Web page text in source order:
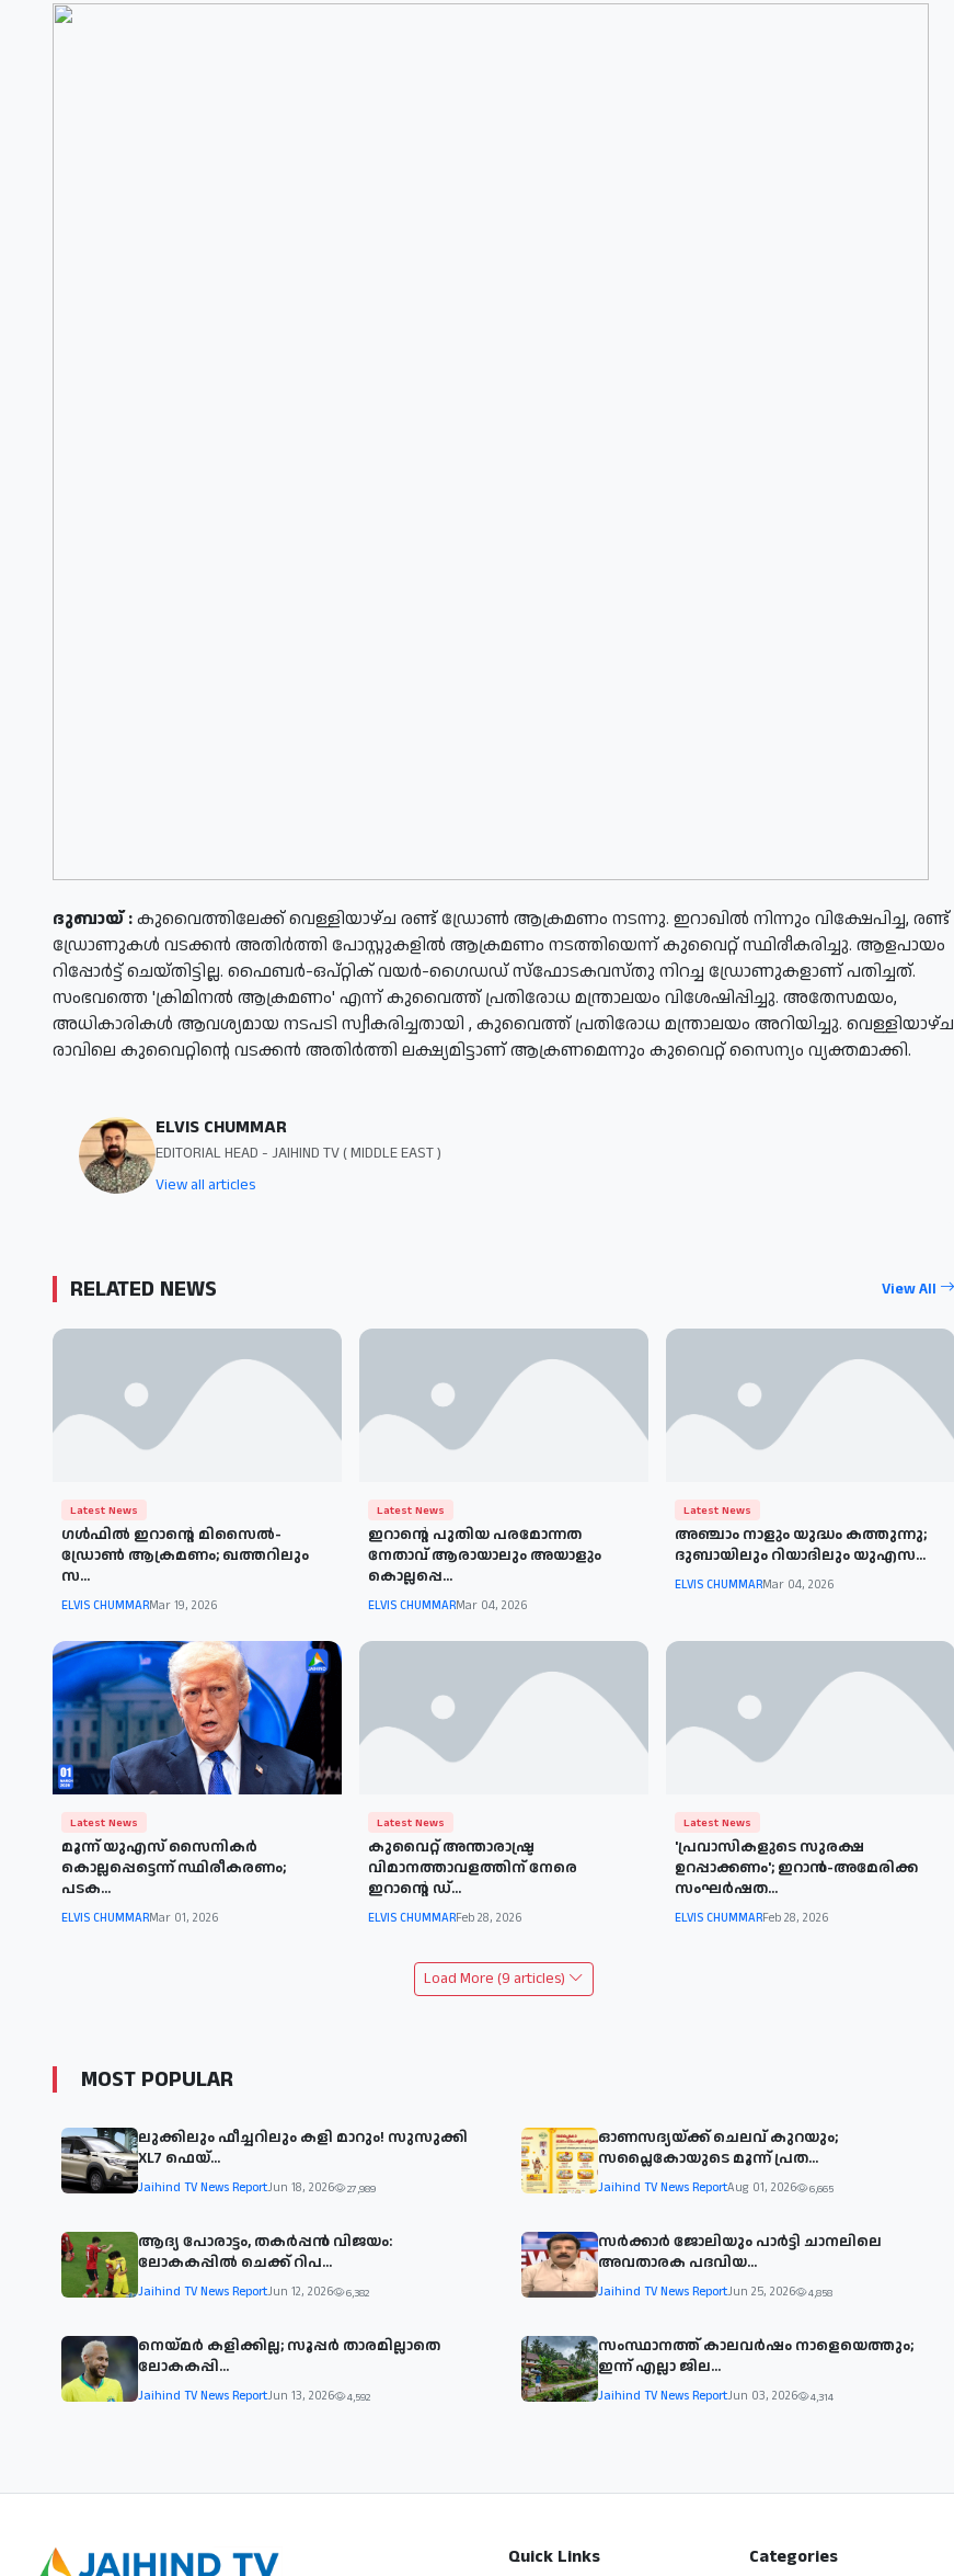
ദുബായ് :കുവൈത്തിലേക്ക് വെള്ളിയാഴ്ച രണ്ട് ഡ്രോണ്‍ ആക്രമണം നടന്നു. ഇറാഖില്‍ നിന്നും വിക്ഷേപിച്ച, രണ്ട്
ഡ്രോണുകള്‍ വടക്കന്‍ അതിര്‍ത്തി പോസ്റ്റുകളില്‍ ആക്രമണം നടത്തിയെന്ന് കുവൈറ്റ് സ്ഥിരീകരിച്ചു. ആളപായം
റിപ്പോര്‍ട്ട് ചെയ്തിട്ടില്ല. ഫൈബര്‍-ഒപ്റ്റിക് വയര്‍-ഗൈഡഡ് സ്ഫോടകവസ്തു നിറച്ച ഡ്രോണുകളാണ് പതിച്ചത്.
സംഭവത്തെ 'ക്രിമിനല്‍ ആക്രമണം' എന്ന് കുവൈത്ത് പ്രതിരോധ മന്ത്രാലയം വിശേഷിപ്പിച്ചു. അതേസമയം,
അധികാരികള്‍ ആവശ്യമായ നടപടി സ്വീകരിച്ചതായി , കുവൈത്ത് പ്രതിരോധ മന്ത്രാലയം അറിയിച്ചു. വെള്ളിയാഴ്ച
രാവിലെ കുവൈറ്റിന്റെ വടക്കന്‍ അതിര്‍ത്തി ലക്ഷ്യമിട്ടാണ് ആക്രണമെന്നും കുവൈറ്റ് സൈന്യം വ്യക്തമാക്കി.
ELVIS CHUMMAR
EDITORIAL HEAD - JAIHIND TV ( MIDDLE EAST )
View all articles
RELATED NEWS View All
Latest News
ഗള്‍ഫില്‍ ഇറാന്റെ മിസൈല്‍-
ഡ്രോണ്‍ ആക്രമണം; ഖത്തറിലും
സ...
ELVIS CHUMMARMar 19, 2026
Latest News
ഇറാന്റെ പുതിയ പരമോന്നത
നേതാവ് ആരായാലും അയാളും
കൊല്ലപ്പെ...
ELVIS CHUMMARMar 04, 2026
Latest News
അഞ്ചാം നാളും യുദ്ധം കത്തുന്നു;
ദുബായിലും റിയാദിലും യുഎസ...
ELVIS CHUMMARMar 04, 2026
Latest News
മൂന്ന് യുഎസ് സൈനികര്‍
കൊല്ലപ്പെട്ടെന്ന് സ്ഥിരീകരണം;
പടക...
ELVIS CHUMMARMar 01, 2026
Latest News
കുവൈറ്റ് അന്താരാഷ്ട്ര
വിമാനത്താവളത്തിന് നേരെ
ഇറാന്റെ ഡ്...
ELVIS CHUMMARFeb 28, 2026
Latest News
'പ്രവാസികളുടെ സുരക്ഷ
ഉറപ്പാക്കണം'; ഇറാൻ-അമേരിക്ക
സംഘർഷത...
ELVIS CHUMMARFeb 28, 2026
Load More (9 articles)
MOST POPULAR
ലുക്കിലും ഫീച്ചറിലും കളി മാറും! സുസുക്കി
XL7 ഫെയ്‌...
Jaihind TV News ReportJun 18, 2026 27,989
ഓണസദ്യയ്ക്ക് ചെലവ് കുറയും;
സപ്ലൈകോയുടെ മൂന്ന് പ്രത...
Jaihind TV News ReportAug 01, 2026 6,665
ആദ്യ പോരാട്ടം, തകർപ്പൻ വിജയം:
ലോകകപ്പിൽ ചെക്ക് റിപ...
Jaihind TV News ReportJun 12, 2026 6,382
സര്‍ക്കാര്‍ ജോലിയും പാര്‍ട്ടി ചാനലിലെ
അവതാരക പദവിയ...
Jaihind TV News ReportJun 25, 2026 4,858
നെയ്മര്‍ കളിക്കില്ല; സൂപ്പര്‍ താരമില്ലാതെ
ലോകകപ്പി...
Jaihind TV News ReportJun 13, 2026 4,592
സംസ്ഥാനത്ത് കാലവര്‍ഷം നാളെയെത്തും;
ഇന്ന് എല്ലാ ജില...
Jaihind TV News ReportJun 03, 2026 4,314
Quick Links Categories